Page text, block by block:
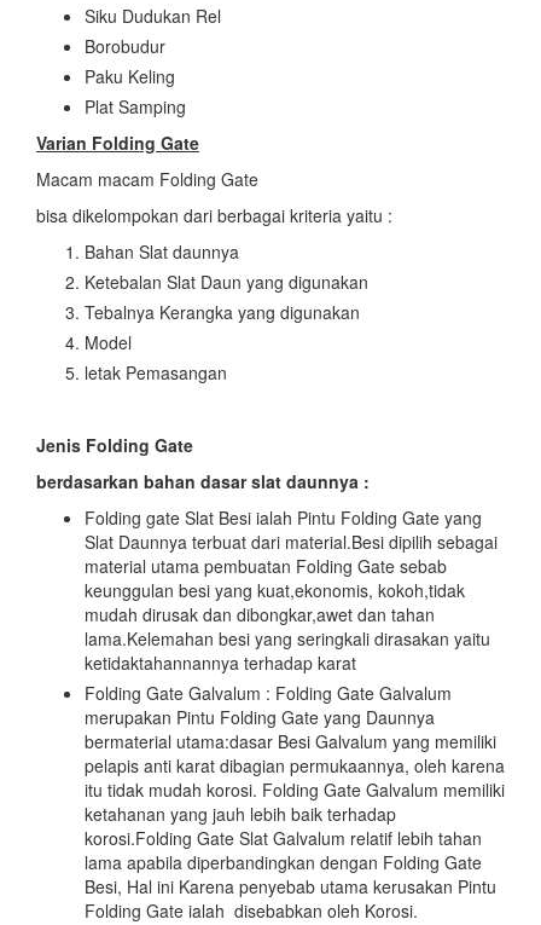
Siku Dudukan Rel
Borobudur
Paku Keling
Plat Samping
Varian Folding Gate
Macam macam Folding Gate
bisa dikelompokan dari berbagai kriteria yaitu :
Bahan Slat daunnya
Ketebalan Slat Daun yang digunakan
Tebalnya Kerangka yang digunakan
Model
letak Pemasangan
Jenis Folding Gate
berdasarkan bahan dasar slat daunnya :
Folding gate Slat Besi ialah Pintu Folding Gate yang
Slat Daunnya terbuat dari material.Besi dipilih sebagai
material utama pembuatan Folding Gate sebab
keunggulan besi yang kuat,ekonomis, kokoh,tidak
mudah dirusak dan dibongkar,awet dan tahan
lama.Kelemahan besi yang seringkali dirasakan yaitu
ketidaktahannannya terhadap karat
Folding Gate Galvalum : Folding Gate Galvalum
merupakan Pintu Folding Gate yang Daunnya
bermaterial utama:dasar Besi Galvalum yang memiliki
pelapis anti karat dibagian permukaannya, oleh karena
itu tidak mudah korosi. Folding Gate Galvalum memiliki
ketahanan yang jauh lebih baik terhadap
korosi.Folding Gate Slat Galvalum relatif lebih tahan
lama apabila diperbandingkan dengan Folding Gate
Besi, Hal ini Karena penyebab utama kerusakan Pintu
Folding Gate ialah disebabkan oleh Korosi.